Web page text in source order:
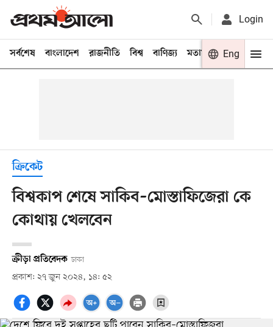
Login
সর্বশেষ বাংলাদেশ রাজনীতি বিশ্ব বাণিজ্য মতামত খেলা
Eng
ক্রিকেট
বিশ্বকাপ শেষে সাকিব–মোস্তাফিজেরা কে
কোথায় খেলবেন
ক্রীড়া প্রতিবেদক ঢাকা
প্রকাশ: ২৭ জুন ২০২৪, ১৪: ৫২